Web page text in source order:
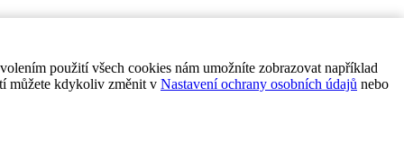
použití všech cookies nám umožníte zobrazovat například
můžete kdykoliv změnit v Nastavení ochrany osobních údajů nebo